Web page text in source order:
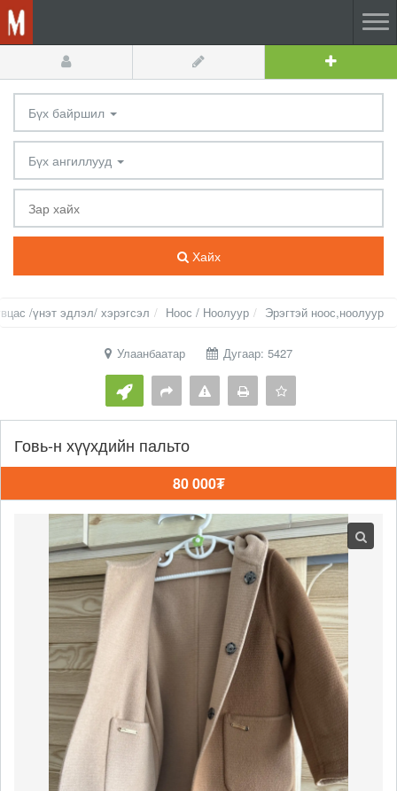
Бүх байршил
Бүх ангиллууд
Хайх
/үнэт эдлэл/ хэрэгсэл Ноос / Ноолуур Эрэгтэй ноос,ноолуур
Улаанбаатар Дугаар: 5427
Говь-н хүүхдийн пальто
80 000₮